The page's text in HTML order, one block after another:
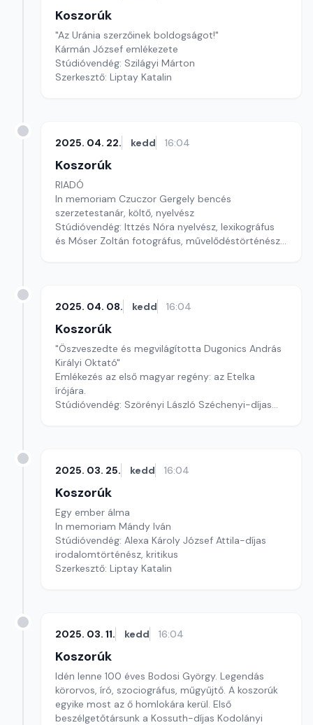
Koszorúk
"Az Uránia szerzőinek boldogságot!"
Kármán József emlékezete
Stúdióvendég: Szilágyi Márton
Szerkesztő: Liptay Katalin
2025. 04. 22. kedd 16:04
Koszorúk
RIADÓ
In memoriam Czuczor Gergely bencés
szerzetestanár, költő, nyelvész
Stúdióvendég: Ittzés Nóra nyelvész, lexikográfus
és Móser Zoltán fotográfus, művelődéstörténész
2025. 04. 08. kedd 16:04
Koszorúk
"Öszveszedte és megvilágította Dugonics András
Királyi Oktató"
Emlékezés az első magyar regény: az Etelka
írójára.
Stúdióvendég: Szörényi László Széchenyi-díjas
2025. 03. 25. kedd 16:04
Koszorúk
Egy ember álma
In memoriam Mándy Iván
Stúdióvendég: Alexa Károly József Attila-díjas
irodalomtörténész, kritikus
Szerkesztő: Liptay Katalin
2025. 03. 11. kedd 16:04
Koszorúk
Idén lenne 100 éves Bodosi György. Legendás
körorvos, író, szociográfus, műgyűjtő. A koszorúk
egyike most az ő homlokára kerül. Első
beszélgetőtársunk a Kossuth-díjas Kodolányi